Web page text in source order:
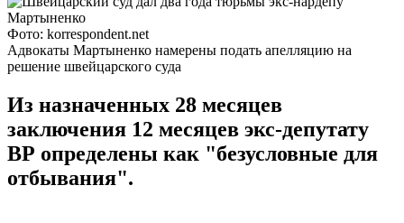
Фото: korrespondent.net
Адвокаты Мартыненко намерены подать апелляцию на
решение швейцарского суда
Из назначенных 28 месяцев
заключения 12 месяцев экс-депутату
ВР определены как "безусловные для
отбывания".